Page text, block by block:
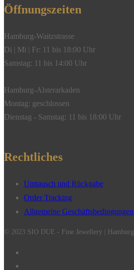
Öffnungszeiten
Hamburg-Waitzstrasse
Di | Mi | Fr: 11 bis 18:00 Uhr
Samstag: 11 bis 14:00 Uhr
Hamburg-Alsterarkaden
Montag: geschlossen
Dienstag - Samstag: 11 bis 18:00 Uhr
Rechtliches
Umtausch und Rückgabe
Order Tracking
Allgemeine Geschäftsbedingungen
© 2023 SIO DUE - Fine Jewellery | Hamburg